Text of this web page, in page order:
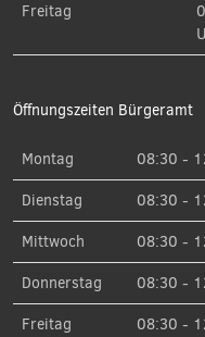
Freitag
Öffnungszeiten Bürgeramt
Montag 08:30 -
Dienstag
08:30 -
Mittwoch
08:30 -
Donnerstag
08:30 -
Freitag
08:30 -